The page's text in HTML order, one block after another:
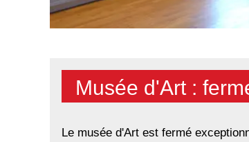
Musée d'Art :
Le musée d'Art est fermé